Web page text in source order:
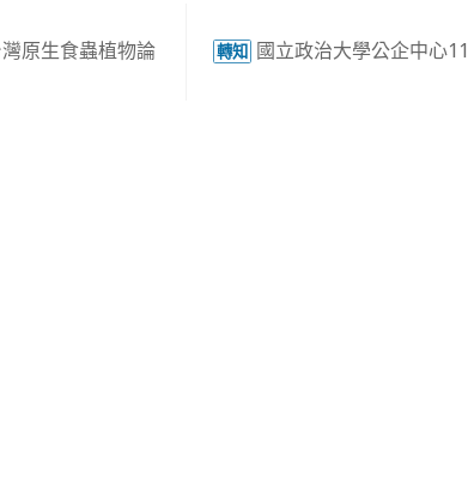
原生食蟲植物論
轉知 國立政治大學公企中心